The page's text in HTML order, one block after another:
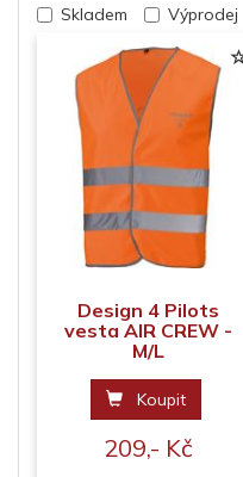
Skladem Výprodej
Design 4 Pilots
vesta AIR CREW -
M/L
Koupit
209,- Kč